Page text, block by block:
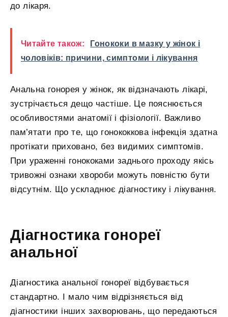
до лікаря.
Читайте також:
Гонококи в мазку у жінок і
чоловіків: причини, симптоми і лікування
Анальна гонорея у жінок, як відзначають лікарі,
зустрічається дещо частіше. Це пояснюється
особливостями анатомії і фізіології. Важливо
пам’ятати про те, що гонококкова інфекція здатна
протікати приховано, без видимих симптомів.
При ураженні гонококами заднього проходу якісь
тривожні ознаки хвороби можуть повністю бути
відсутнім. Що ускладнює діагностику і лікування.
Діагностика гонореї
анальної
Діагностика анальної гонореї відбувається
стандартно. І мало чим відрізняється від
діагностики інших захворювань, що передаються